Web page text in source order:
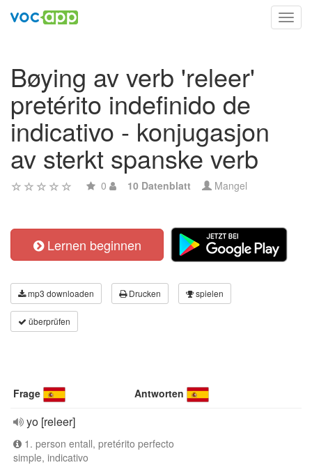
Bøying av verb 'releer'
pretérito indefinido de
indicativo - konjugasjon
av sterkt spanske verb
0 10 Datenblatt Mangel
Lernen beginnen
mp3 downloaden Drucken spielen
überprüfen
Frage Antworten
yo [releer]
1. person entall, pretérito perfecto
simple, indicativo